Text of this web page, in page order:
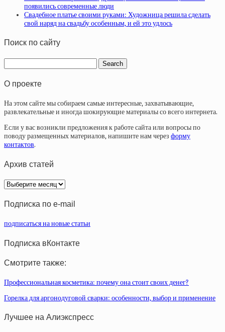
появились современные люди
Свадебное платье своими руками: Художница решила сделать
свой наряд на свадьбу особенным, и ей это удлось
Поиск по сайту
О проекте
На этом сайте мы собираем самые интересные, захватывающие,
развлекательные и иногда шокирующие материалы со всего интернета.
Если у вас возникли предложения к работе сайта или вопросы по
поводу размещенных материалов, напишите нам через форму
контактов.
Архив статей
Архив
статей
Подписка по e-mail
подписаться на новые статьи
Подписка вКонтакте
Смотрите также:
Профессиональная косметика: почему она стоит своих денег?
Горелка для аргонодуговой сварки: особенности, выбор и применение
Лучшее на Алиэкспресс